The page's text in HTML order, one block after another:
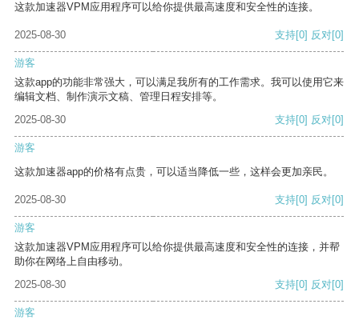
这款加速器VPM应用程序可以给你提供最高速度和安全性的连接。
2025-08-30 支持[0] 反对[0]
游客
这款app的功能非常强大，可以满足我所有的工作需求。我可以使用它来
编辑文档、制作演示文稿、管理日程安排等。
2025-08-30
支持[0] 反对[0]
游客
这款加速器app的价格有点贵，可以适当降低一些，这样会更加亲民。
2025-08-30 支持[0] 反对[0]
游客
这款加速器VPM应用程序可以给你提供最高速度和安全性的连接，并帮
助你在网络上自由移动。
2025-08-30
支持[0] 反对[0]
游客